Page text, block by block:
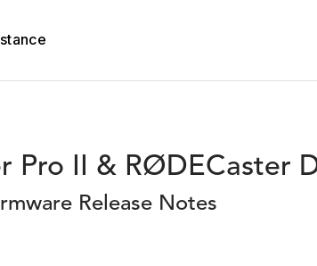
Pro II & RØDECaster
Release Notes